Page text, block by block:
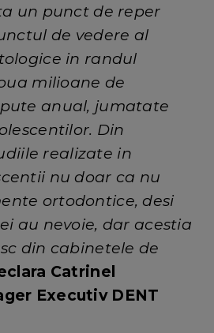
un punct de reper
de vedere al
in randul
milioane de
anual, jumatate
Din
realizate in
nu doar ca nu
ortodontice, desi
au nevoie, dar acestia
din cabinetele de
Catrinel
Executiv DENT